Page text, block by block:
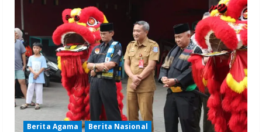
Berita Agama
Berita Nasional